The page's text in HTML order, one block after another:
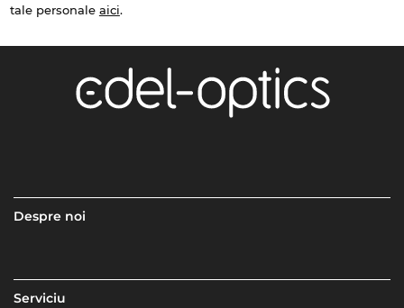
tale personale aici.
Despre noi
Serviciu